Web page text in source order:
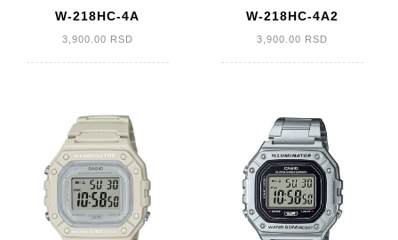
W-218HC-4A
3,900.00 RSD
W-218HC-4A2
3,900.00 RSD